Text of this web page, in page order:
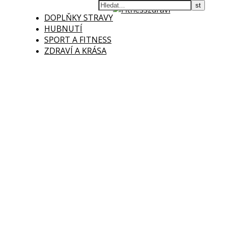
DOPLŇKY STRAVY
HUBNUTÍ
SPORT A FITNESS
ZDRAVÍ A KRÁSA